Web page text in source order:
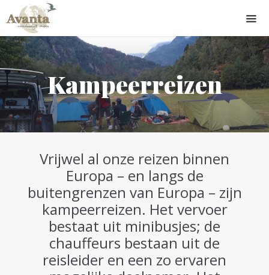
Kampeerreizen
Vrijwel al onze reizen binnen
Europa – en langs de
buitengrenzen van Europa – zijn
kampeerreizen. Het vervoer
bestaat uit minibusjes; de
chauffeurs bestaan uit de
reisleider en een zo ervaren